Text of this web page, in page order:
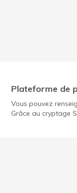
Plateforme de
Vous pouvez
Grâce au cryptage